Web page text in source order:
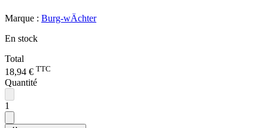
Marque : Burg-wÄchter
En stock
Total
18,94 € TTC
Quantité
1